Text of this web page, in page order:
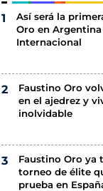
Así será la
Oro en
Internacional
Faustino Oro
en el ajedrez y
inolvidable
Faustino Oro ya
torneo de élite
prueba en